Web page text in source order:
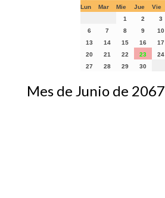
Lun Mar Mie Jue Vie
1
2 3
6
7 8 9 10
13
14 15 16 17
20
21 22 23 24
27
28 29 30
Mes de Junio de 2067